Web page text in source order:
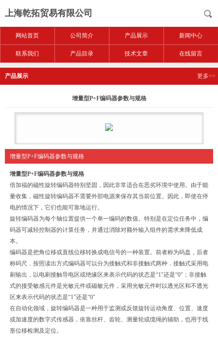
上海乾拓贸易有限公司
网站首页 公司简介 产品展示 新闻中心
联系我们 产品目录 技术文章 在线留言
产品展示 更多>>
增量型P+F编码器参数与规格
增量型P+F编码器参数与规格
增量型P+F编码器参数与规格
倍加福的磁性旋转编码器特别坚固，因此非常适合在恶劣环境中使用。由于能
量收集，磁性旋转编码器不需要外部电源来保存其当前位置。因此，即使在停
电的情况下，它们也能可靠地运行。
旋转编码器为每个轴位置提供一个单一编码的数值。特别是在定位任务中，编
码器可减轻控制器的计算任务，并通过消除对额外输入组件的需求来降低成
本。
编码器是把角位移或直线位移转换成电信号的一种装置。前者称为码盘，后者
称码尺．按照读出方式编码器可以分为接触式和非接触式两种．接触式采用电
刷输出，以电刷接触导电区或绝缘区来表示代码的状态是“1"还是“0"；非接触
式的接受敏感元件是光敏元件或磁敏元件，采用光敏元件时以透光区和不透光
区来表示代码的状态是“1"还是“0"
在自动化领域，旋转编码器是一种用于监测或反馈旋转运动角度、位置、速度
或加速度的数字式传感器，依靠丝杆、齿轮、测量轮或缆绳的辅助，也用于线
形位移检测及定位。